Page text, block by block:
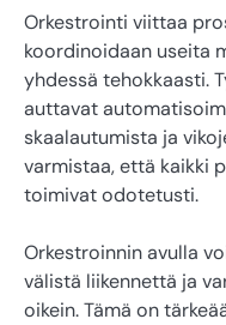
Orkestrointi viittaa
koordinoidaan useita
yhdessä tehokkaasti.
auttavat
skaalautumista ja
varmistaa, että kaikki
toimivat odotetusti.
Orkestroinnin avulla
välistä liikennettä ja
oikein. Tämä on